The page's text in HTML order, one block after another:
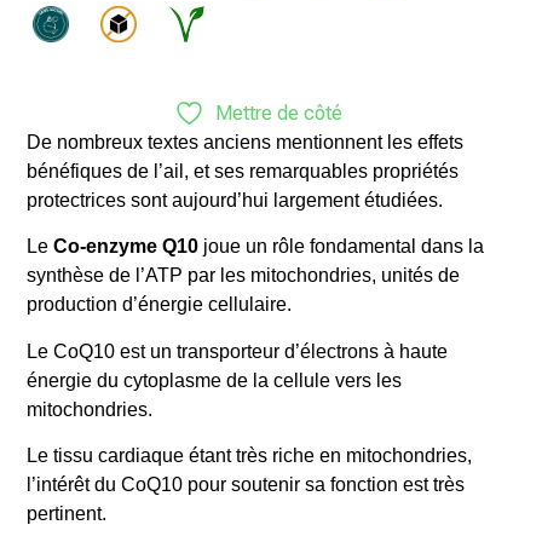
Mettre de côté
De nombreux textes anciens mentionnent les effets
bénéfiques de l’ail, et ses remarquables propriétés
protectrices sont aujourd’hui largement étudiées.
LeCo-enzyme Q10 joue un rôle fondamental dans la
synthèse de l’ATP par les mitochondries, unités de
production d’énergie cellulaire.
Le CoQ10 est un transporteur d’électrons à haute
énergie du cytoplasme de la cellule vers les
mitochondries.
Le tissu cardiaque étant très riche en mitochondries,
l’intérêt du CoQ10 pour soutenir sa fonction est très
pertinent.